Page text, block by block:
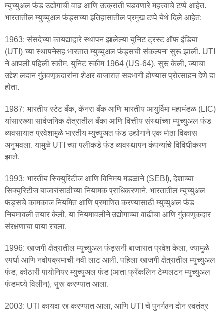
म्युच्युअल फंड उद्योगाची वाढ आणि उत्क्रांती घडवणारे महत्त्वाचे टप्पे आहेत.
भारतातील म्युच्युअल फंड्सच्या इतिहासातील प्रमुख टप्पे येथे दिले आहेत:
1963: संसदेच्या कायद्याद्वारे स्थापन झालेल्या युनिट ट्रस्ट ऑफ इंडिया
(UTI) च्या स्थापनेसह भारतात म्युच्युअल फंड्सची संकल्पना सुरू झाली. UTI
ने आपली पहिली स्कीम, युनिट स्कीम 1964 (US-64), सुरू केली, ज्याचा
उद्देश लहान गुंतवणूकदारांना शेअर बाजारात सहभागी होण्यास प्रोत्साहन देणे हा
होता.
1987: भारतीय स्टेट बँक, कॅनरा बँक आणि भारतीय आयुर्विमा महामंडळ (LIC)
यांसारख्या सार्वजनिक क्षेत्रातील बँका आणि वित्तीय संस्थांच्या म्युच्युअल फंड
व्यवसायात प्रवेशामुळे भारतीय म्युच्युअल फंड उद्योगाने एक मोठा विकास
अनुभवला. यामुळे UTI च्या पलीकडे फंड व्यवस्थापन कंपन्यांचे विविधीकरण
झाले.
1993: भारतीय सिक्युरिटीज आणि विनिमय मंडळाने (SEBI), देशाच्या
सिक्युरिटीज बाजारांसाठीच्या नियामक प्राधिकरणाने, भारतातील म्युच्युअल
फंड्सचे कामकाज नियमित आणि प्रमाणित करण्यासाठी म्युच्युअल फंड
नियमावली तयार केली. या नियमावलीने उद्योगाच्या वाढीचा आणि गुंतवणूकदार
संरक्षणाचा पाया रचला.
1996: खाजगी क्षेत्रातील म्युच्युअल फंड्सनी बाजारात प्रवेश केला, ज्यामुळे
स्पर्धा आणि नवोपक्रमाची नवी लाट आली. पहिला खाजगी क्षेत्रातील म्युच्युअल
फंड, कोठारी पायोनियर म्युच्युअल फंड (आता फ्रँकलिन टेम्पलटन म्युच्युअल
फंडमध्ये विलीन), सुरू करण्यात आला.
2003: UTI कायदा रद्द करण्यात आला, आणि UTI चे पुनर्गठन दोन स्वतंत्र